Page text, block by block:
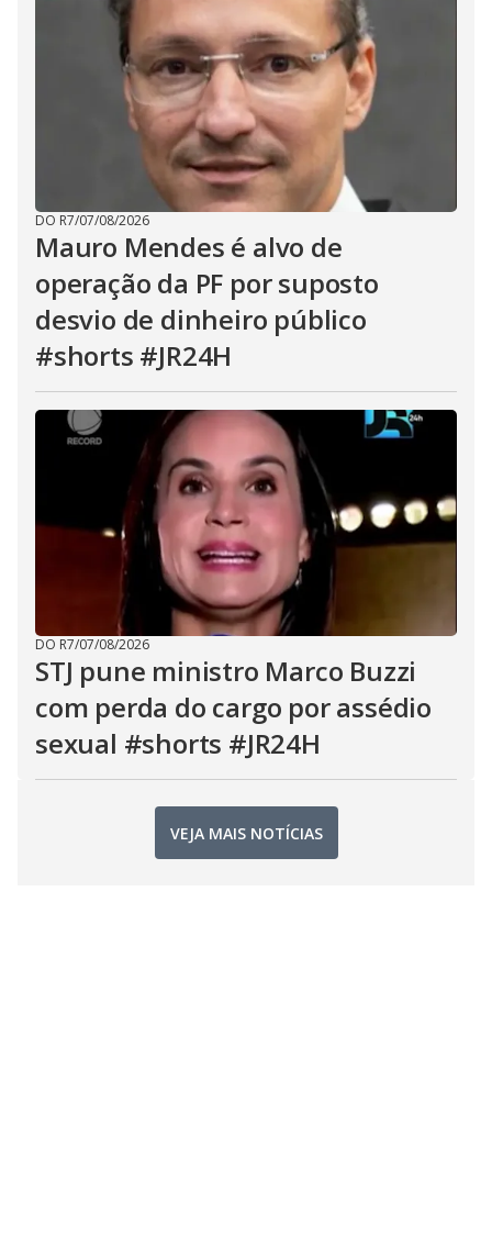
DO R7/07/08/2026
Mauro Mendes é alvo de
operação da PF por suposto
desvio de dinheiro público
#shorts #JR24H
DO R7/07/08/2026
STJ pune ministro Marco Buzzi
com perda do cargo por assédio
sexual #shorts #JR24H
VEJA MAIS NOTÍCIAS